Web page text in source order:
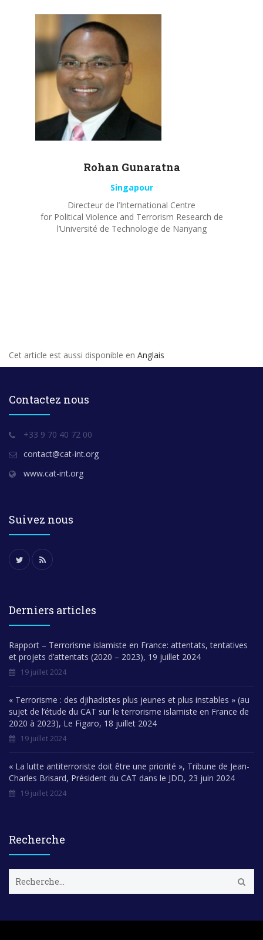
Rohan Gunaratna
Singapour
Directeur de l’International Centre
for Political Violence and Terrorism Research de
l’Université de Technologie de Nanyang
Cet article est aussi disponible en Anglais
Contactez nous
+33 9 70 40 72 00
contact@cat-int.org
www.cat-int.org
Suivez nous
Derniers articles
Rapport – Terrorisme islamiste en France: attentats, tentatives
et projets d’attentats (2020 – 2023), 19 juillet 2024
19 juillet 2024
« Terrorisme : des djihadistes plus jeunes et plus instables » (au
sujet de l’étude du CAT sur le terrorisme islamiste en France de
2020 à 2023), Le Figaro, 18 juillet 2024
19 juillet 2024
« La lutte antiterroriste doit être une priorité », Tribune de Jean-
Charles Brisard, Président du CAT dans le JDD, 23 juin 2024
19 juillet 2024
Recherche
c
e